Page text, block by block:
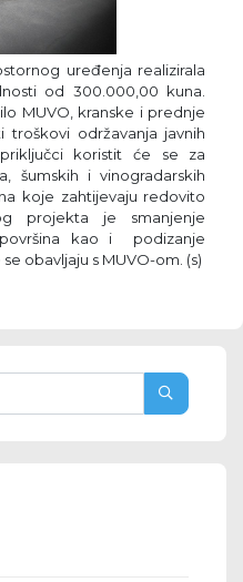
uređenja realizirala
od 300.000,00 kuna.
MUVO, kranske i prednje
troškovi održavanja javnih
koristit će se za
šumskih i vinogradarskih
koje zahtijevaju redovito
projekta je smanjenje
kao i podizanje
obavljaju s MUVO-om. (s)